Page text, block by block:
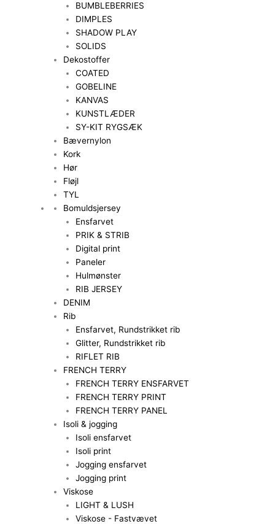
BUMBLEBERRIES
DIMPLES
SHADOW PLAY
SOLIDS
Dekostoffer
COATED
GOBELINE
KANVAS
KUNSTLÆDER
SY-KIT RYGSÆK
Bævernylon
Kork
Hør
Fløjl
TYL
Bomuldsjersey
Ensfarvet
PRIK & STRIB
Digital print
Paneler
Hulmønster
RIB JERSEY
DENIM
Rib
Ensfarvet, Rundstrikket rib
Glitter, Rundstrikket rib
RIFLET RIB
FRENCH TERRY
FRENCH TERRY ENSFARVET
FRENCH TERRY PRINT
FRENCH TERRY PANEL
Isoli & jogging
Isoli ensfarvet
Isoli print
Jogging ensfarvet
Jogging print
Viskose
LIGHT & LUSH
Viskose - Fastvævet